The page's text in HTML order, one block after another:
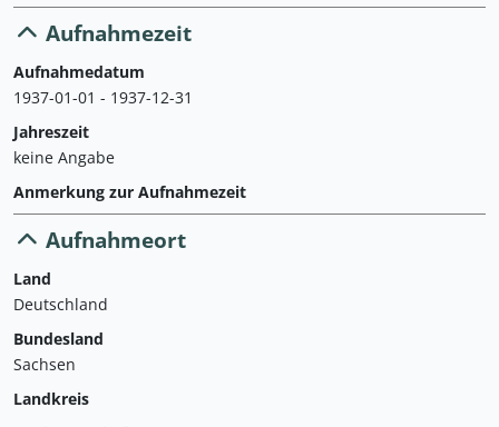
Aufnahmezeit
Aufnahmedatum
1937-01-01 - 1937-12-31
Jahreszeit
keine Angabe
Anmerkung zur Aufnahmezeit
Aufnahmeort
Land
Deutschland
Bundesland
Sachsen
Landkreis